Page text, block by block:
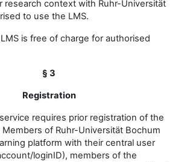
research context with Ruhr-Universität
to use the LMS.
is free of charge for authorised
§ 3
Registration
requires prior registration of the
of Ruhr-Universität Bochum
platform with their central user
loginID), members of the